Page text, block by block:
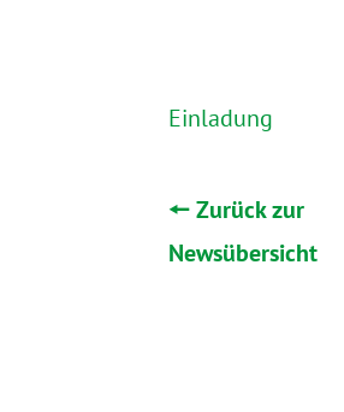
Einladung
🠔 Zurück zur
Newsübersicht